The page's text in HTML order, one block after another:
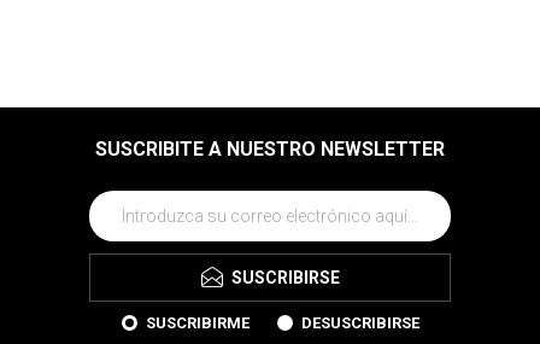
SUSCRIBITE A NUESTRO NEWSLETTER
SUSCRIBIRSE
SUSCRIBIRME DESUSCRIBIRSE